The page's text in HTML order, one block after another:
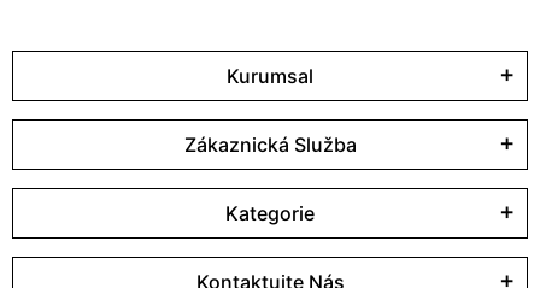
Kurumsal
Zákaznická Služba
Kategorie
Kontaktujte Nás